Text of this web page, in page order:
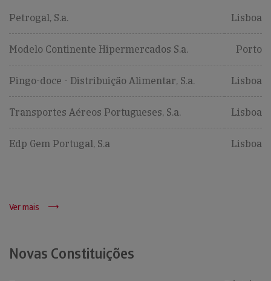
Petrogal, S.a. Lisboa
Modelo Continente Hipermercados S.a. Porto
Pingo-doce - Distribuição Alimentar, S.a. Lisboa
Transportes Aéreos Portugueses, S.a. Lisboa
Edp Gem Portugal, S.a Lisboa
Ver mais
Novas Constituições